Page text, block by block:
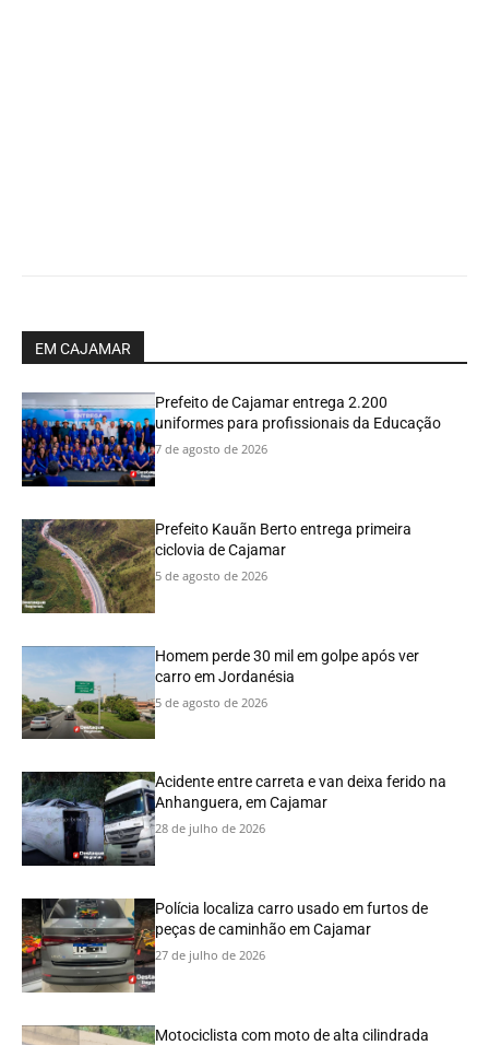
EM CAJAMAR
Prefeito de Cajamar entrega 2.200
uniformes para profissionais da Educação
7 de agosto de 2026
Prefeito Kauãn Berto entrega primeira
ciclovia de Cajamar
5 de agosto de 2026
Homem perde 30 mil em golpe após ver
carro em Jordanésia
5 de agosto de 2026
Acidente entre carreta e van deixa ferido na
Anhanguera, em Cajamar
28 de julho de 2026
Polícia localiza carro usado em furtos de
peças de caminhão em Cajamar
27 de julho de 2026
Motociclista com moto de alta cilindrada